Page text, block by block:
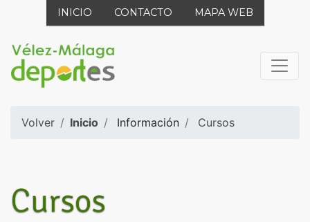
INICIO CONTACTO MAPA WEB
Volver Inicio Información Cursos
Cursos